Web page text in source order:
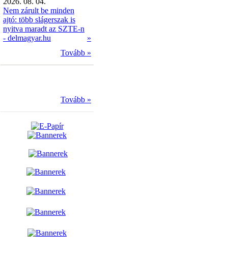
Nem zárult be minden
ajtó: több slágerszak is
nyitva maradt az SZTE-n
- delmagyar.hu
»
Tovább »
Tovább »